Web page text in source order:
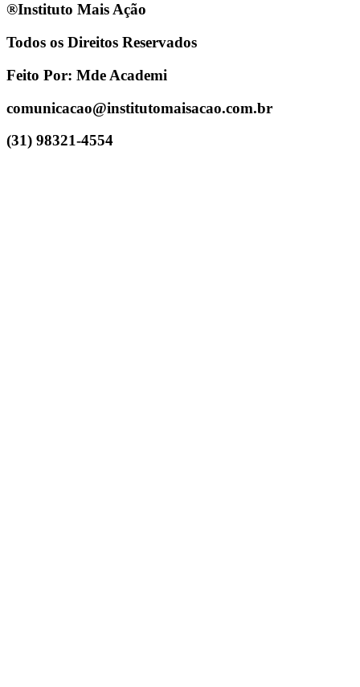
®Instituto Mais Ação
Todos os Direitos Reservados
Feito Por: Mde Academi
comunicacao@institutomaisacao.com.br
(31) 98321-4554